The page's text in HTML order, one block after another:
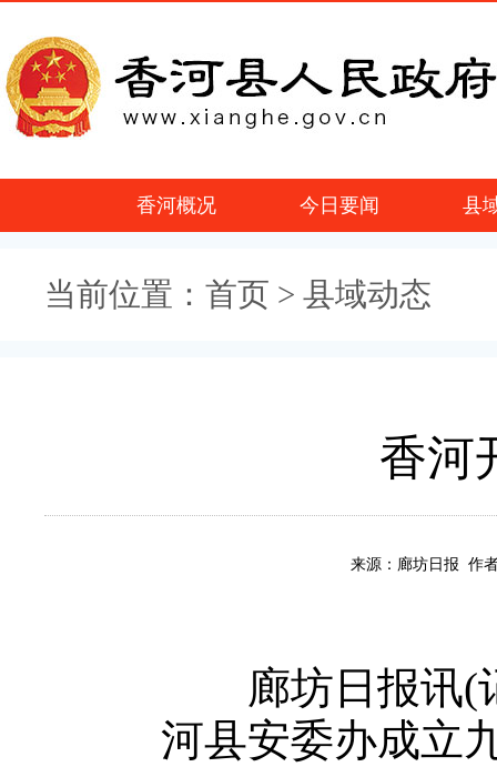
香河概况 今日要闻 县
当前位置： 首页 > 县域动态
香河
来源：廊坊日报 作
廊坊日报讯(记
河县安委办成立